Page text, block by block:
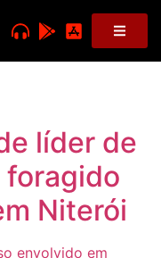
líder de
foragido
Niterói